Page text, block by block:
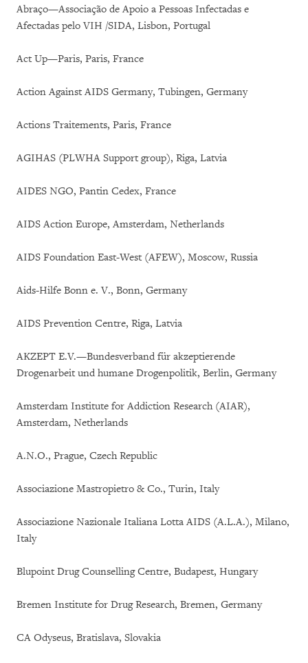
Abraço—Associação de Apoio a Pessoas Infectadas e
Afectadas pelo VIH /SIDA, Lisbon, Portugal
Act Up—Paris, Paris, France
Action Against AIDS Germany, Tubingen, Germany
Actions Traitements, Paris, France
AGIHAS (PLWHA Support group), Riga, Latvia
AIDES NGO, Pantin Cedex, France
AIDS Action Europe, Amsterdam, Netherlands
AIDS Foundation East-West (AFEW), Moscow, Russia
Aids-Hilfe Bonn e. V., Bonn, Germany
AIDS Prevention Centre, Riga, Latvia
AKZEPT E.V.—Bundesverband für akzeptierende
Drogenarbeit und humane Drogenpolitik, Berlin, Germany
Amsterdam Institute for Addiction Research (AIAR),
Amsterdam, Netherlands
A.N.O., Prague, Czech Republic
Associazione Mastropietro & Co., Turin, Italy
Associazione Nazionale Italiana Lotta AIDS (A.L.A.), Milano,
Italy
Blupoint Drug Counselling Centre, Budapest, Hungary
Bremen Institute for Drug Research, Bremen, Germany
CA Odyseus, Bratislava, Slovakia